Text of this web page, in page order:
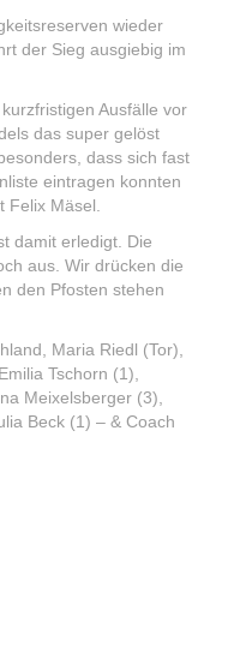
wieder
der Sieg ausgiebig im
Ausfälle vor
das super gelöst
dass sich fast
eintragen konnten
Felix Mäsel.
damit erledigt. Die
aus. Wir drücken die
den Pfosten stehen
Maria Riedl (Tor),
Tschorn (1),
Meixelsberger (3),
Beck (1) – & Coach